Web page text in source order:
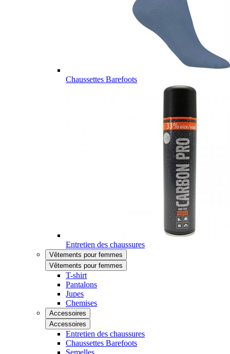
Chaussettes Barefoots
Entretien des chaussures
Vêtements pour femmes
Vêtements pour femmes
T-shirt
Pantalons
Jupes
Chemises
Accessoires
Accessoires
Entretien des chaussures
Chaussettes Barefoots
Semelles